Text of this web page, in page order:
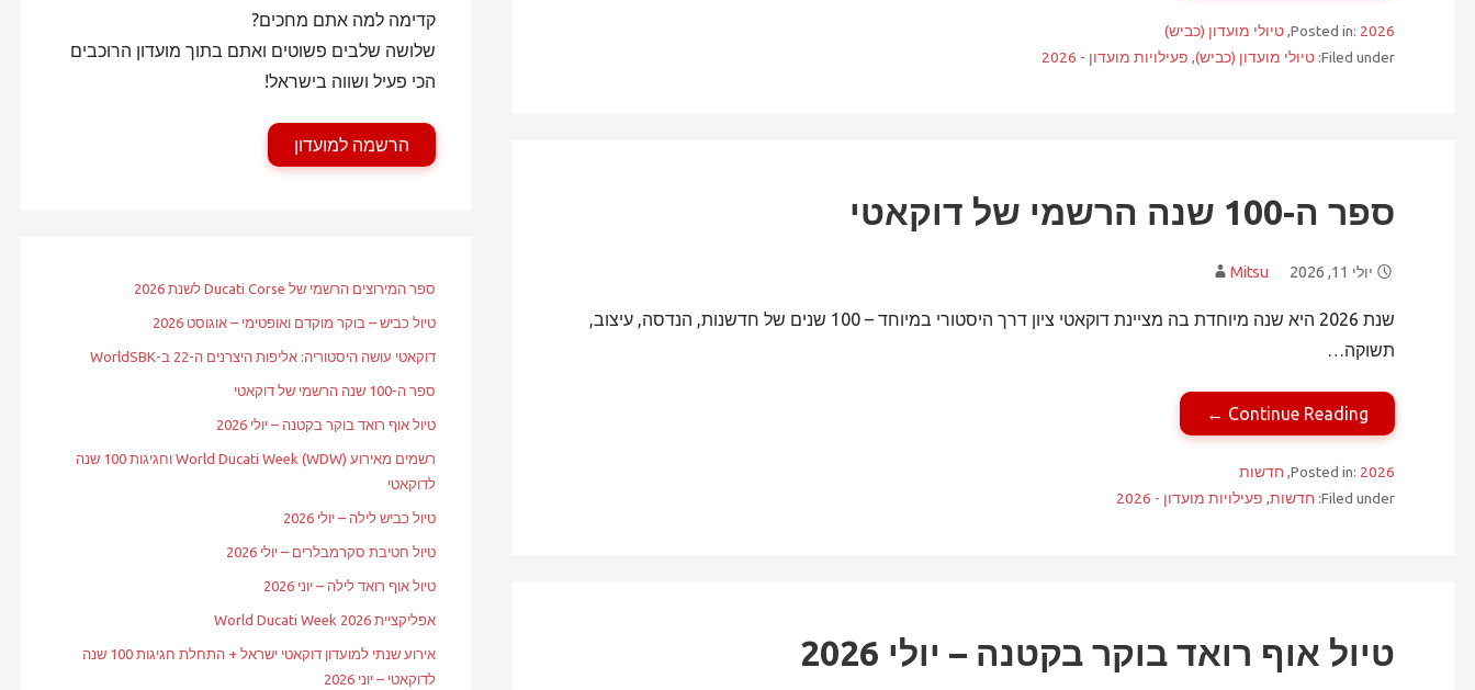
Posted in: 2026
,טיולי מועדון (כביש)
Filed under: טיולי מועדון (כביש), פעילויות מועדון - 2026
ספר ה-100 שנה הרשמי של דוקאטי
יולי 11, 2026 Mitsu
שנת 2026 היא שנה מיוחדת בה מציינת דוקאטי ציון דרך היסטורי במיוחד – 100 שנים של חדשנות, הנדסה, עיצוב,
תשוקה…
Continue Reading ←
Posted in: 2026
, חדשות
Filed under: חדשות, פעילויות מועדון - 2026
טיול אוף רואד בוקר בקטנה – יולי 2026
קדימה למה אתם מחכים?
שלושה שלבים פשוטים ואתם בתוך מועדון הרוכבים
הכי פעיל ושווה בישראל!
הרשמה למועדון
ספר המירוצים הרשמי של Ducati Corse לשנת 2026
טיול כביש – בוקר מוקדם ואופטימי – אוגוסט 2026
דוקאטי עושה היסטוריה: אליפות היצרנים ה-22 ב-WorldSBK
ספר ה-100 שנה הרשמי של דוקאטי
טיול אוף רואד בוקר בקטנה – יולי 2026
רשמים מאירוע World Ducati Week (WDW) וחגיגות 100 שנה
לדוקאטי
טיול כביש לילה – יולי 2026
טיול חטיבת סקרמבלרים – יולי 2026
טיול אוף רואד לילה – יוני 2026
אפליקציית World Ducati Week 2026
אירוע שנתי למועדון דוקאטי ישראל + התחלת חגיגות 100 שנה
לדוקאטי – יוני 2026